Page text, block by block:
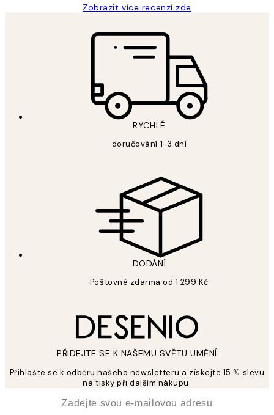
Zobrazit více recenzí zde
RYCHLÉ
doručování 1-3 dní
DODÁNÍ
Poštovné zdarma od 1 299 Kč
PŘIDEJTE SE K NAŠEMU SVĚTU UMĚNÍ
Přihlašte se k odběru našeho newsletteru a získejte 15 % slevu
na tisky při dalším nákupu.